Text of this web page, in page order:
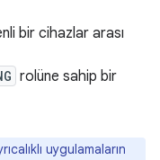
bir cihazlar arası
rolüne sahip bir
uygulamaların